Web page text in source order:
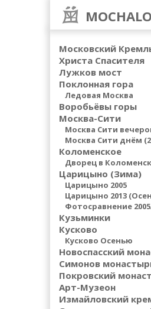
Московский
Христа Спасителя
Лужков мост
Поклонная гора
Ледовая Москва
Воробьёвы горы
Москва-Сити
Москва Сити
Москва Сити днём
Коломенское
Дворец в
Царицыно (Зима)
Царицыно 2005
Царицыно 2013
Фотосравнение
Кузьминки
Кусково
Кусково Осенью
Новоспасский
Симонов
Покровский
Арт-Музеон
Измайловский